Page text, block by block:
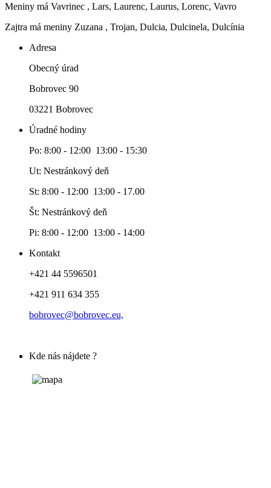
Meniny má Vavrinec , Lars, Laurenc, Laurus, Lorenc, Vavro
Zajtra má meniny Zuzana , Trojan, Dulcia, Dulcinela, Dulcínia
Adresa
Obecný úrad
Bobrovec 90
03221 Bobrovec
Úradné hodiny
Po: 8:00 - 12:00 13:00 - 15:30
Ut: Nestránkový deň
St: 8:00 - 12:00 13:00 - 17.00
Št: Nestránkový deň
Pi: 8:00 - 12:00 13:00 - 14:00
Kontakt
+421 44 5596501
+421 911 634 355
bobrovec@bobrovec.eu,
Kde nás nájdete ?